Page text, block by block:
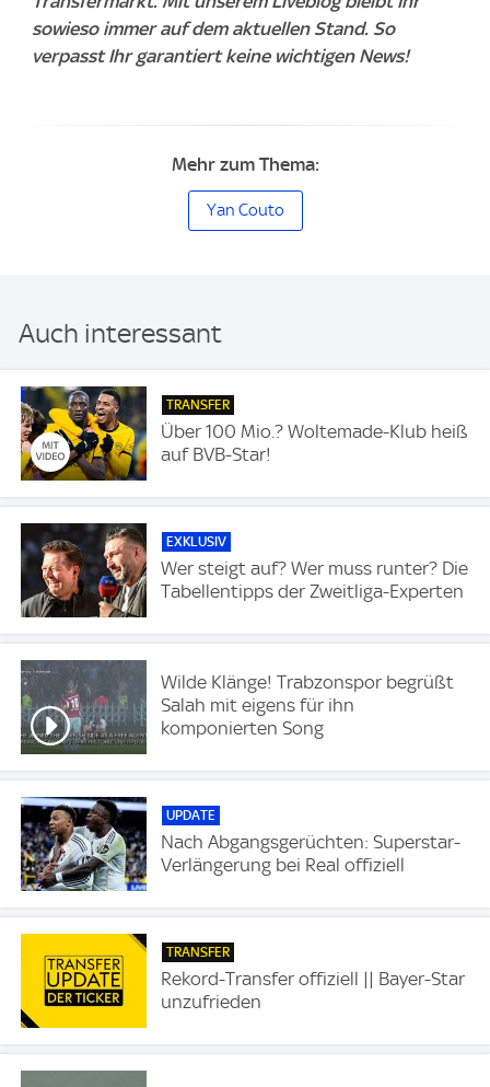
sowieso immer auf dem aktuellen Stand. So
verpasst Ihr garantiert keine wichtigen News!
Mehr zum Thema:
Yan Couto
Auch interessant
TRANSFER
Über 100 Mio.? Woltemade-Klub heiß
auf BVB-Star!
EXKLUSIV
Wer steigt auf? Wer muss runter? Die
Tabellentipps der Zweitliga-Experten
Wilde Klänge! Trabzonspor begrüßt
Salah mit eigens für ihn
komponierten Song
UPDATE
Nach Abgangsgerüchten: Superstar-
Verlängerung bei Real offiziell
TRANSFER
Rekord-Transfer offiziell || Bayer-Star
unzufrieden